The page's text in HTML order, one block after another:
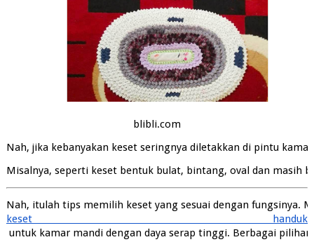
blibli.com
Nah, jika kebanyakan keset seringnya diletakkan di pintu
Misalnya, seperti keset bentuk bulat, bintang, oval dan masih
Nah, itulah tips memilih keset yang sesuai dengan fungsinya.
keset handuk
untuk kamar mandi dengan daya serap tinggi. Berbagai